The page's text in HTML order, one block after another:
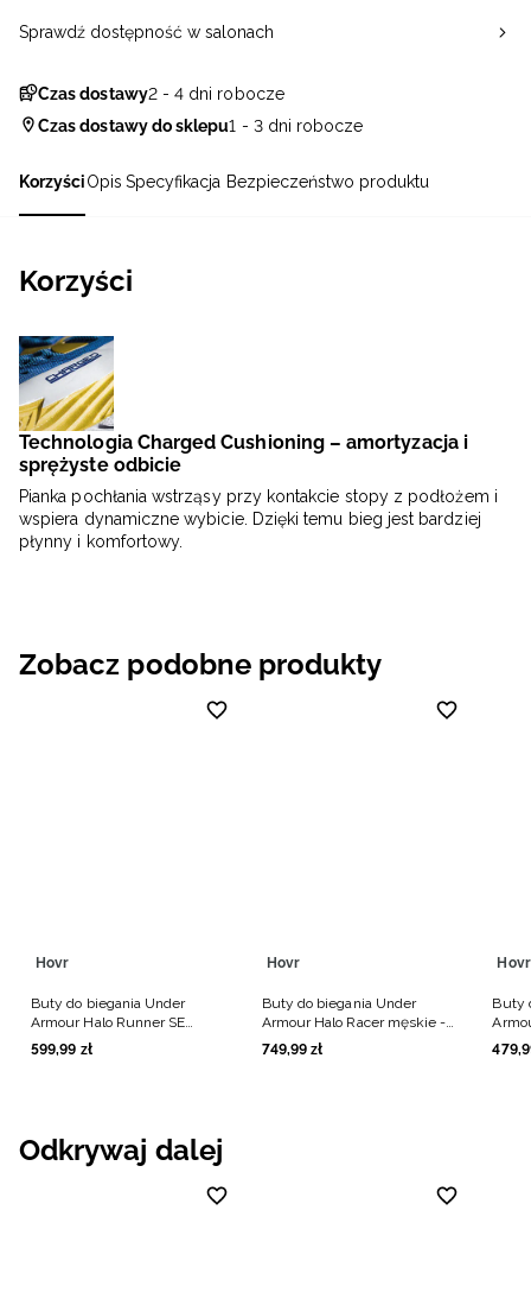
KorzyściOpis Specyfikacja Bezpieczeństwo produktu
Korzyści
Technologia Charged Cushioning – amortyzacja i
sprężyste odbicie
Pianka pochłania wstrząsy przy kontakcie stopy z podłożem i
wspiera dynamiczne wybicie. Dzięki temu bieg jest bardziej
płynny i komfortowy.
Czas dostawy2 - 4 dni robocze
Czas dostawy do sklepu1 - 3 dni robocze
Sprawdź dostępność w salonach
Zobacz podobne produkty
Hovr
Buty do biegania Under
Armour Halo Runner SE
męskie - czarne
599,99 zł
Hovr
Buty do biegania Under
Armour Halo Racer męskie -
czarne
749,99 zł
Hovr
Buty
479,
Odkrywaj dalej